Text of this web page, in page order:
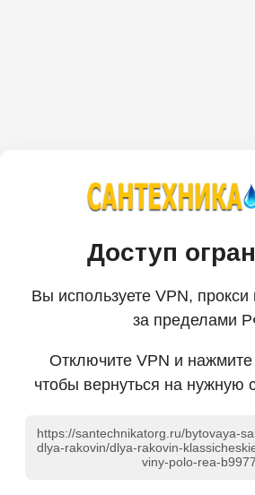
Доступ
Вы используете VPN, прокси
за пределами
Отключите VPN и нажмите
чтобы вернуться на нужную
https://santechnikatorg.ru/bytovaya-
dlya-rakovin/dlya-rakovin-
viny-polo-rea-